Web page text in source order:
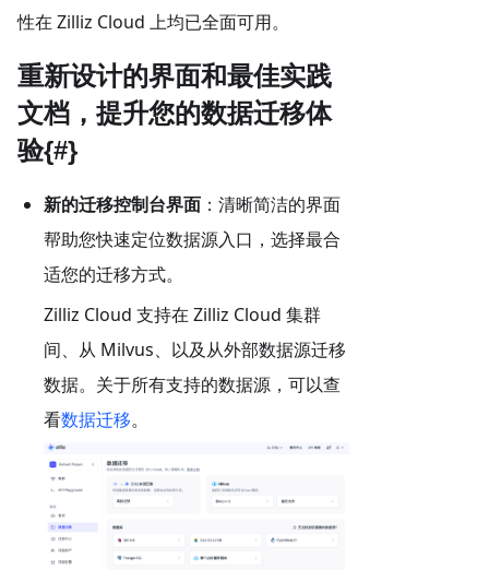
性在 Zilliz Cloud 上均已全面可用。
重新设计的界面和最佳实践
文档，提升您的数据迁移体
验{#}
新的迁移控制台界面 ：清晰简洁的界面
帮助您快速定位数据源入口，选择最合
适您的迁移方式。
Zilliz Cloud 支持在 Zilliz Cloud 集群
间、从 Milvus、以及从外部数据源迁移
数据。关于所有支持的数据源，可以查
看数据迁移。